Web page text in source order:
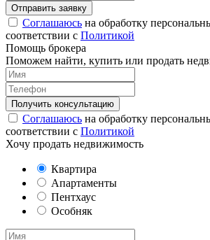
Соглашаюсь на обработку
соответствии с Политикой
Помощь брокера
Поможем найти, купить или продать
Соглашаюсь на обработку
соответствии с Политикой
Хочу продать недвижимость
Квартира
Апартаменты
Пентхаус
Особняк